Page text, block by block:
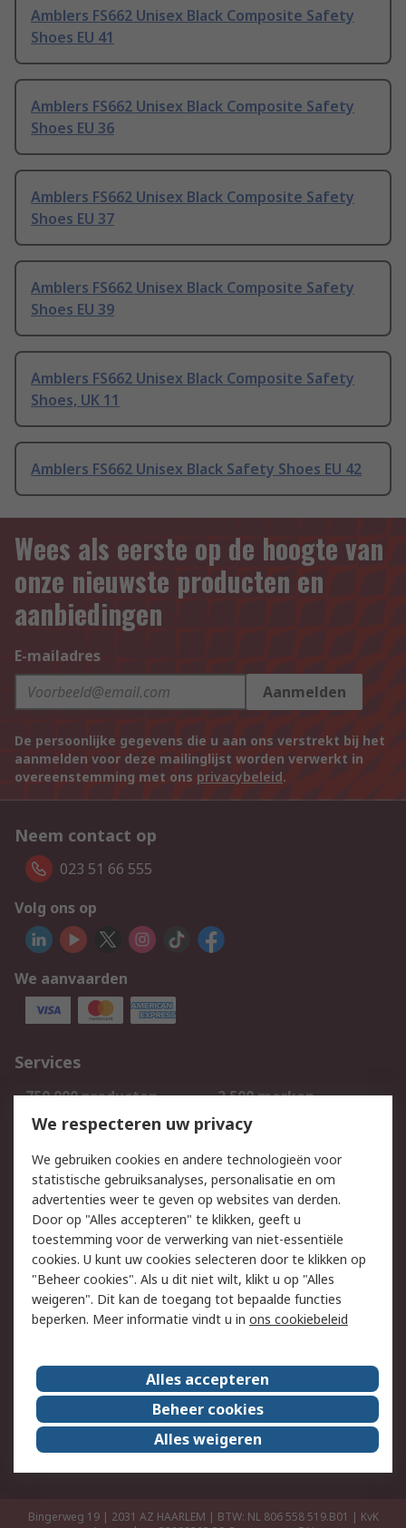
Amblers FS662 Unisex Black Composite Safety
Shoes EU 41
Amblers FS662 Unisex Black Composite Safety
Shoes EU 36
Amblers FS662 Unisex Black Composite Safety
Shoes EU 37
Amblers FS662 Unisex Black Composite Safety
Shoes EU 39
Amblers FS662 Unisex Black Composite Safety
Shoes, UK 11
Amblers FS662 Unisex Black Safety Shoes EU 42
Wees als eerste op de hoogte van
onze nieuwste producten en
aanbiedingen
E-mailadres
Aanmelden
De persoonlijke gegevens die u aan ons verstrekt bij het
aanmelden voor deze mailinglijst worden verwerkt in
overeenstemming met ons privacybeleid.
Neem contact op
023 51 66 555
Volg ons op
We aanvaarden
Services
750.000 producten
2.500 merken
Bestellen
Inkoopoplossingen
Track & Trace
Wettelijk
Cookiebeleid
Email veiligheid
Privacybeleid
Websitevoorwaarden
Algemene
verkoopvoorwaarden
Over RS
RS Group
Over ons
RS wereldwijd
Werken bij RS
ESG
Bingerweg 19 | 2031 AZ HAARLEM | BTW: NL 806 558 519.B01 | KvK
We respecteren uw privacy
We gebruiken cookies en andere technologieën voor
statistische gebruiksanalyses, personalisatie en om
advertenties weer te geven op websites van derden.
Door op "Alles accepteren" te klikken, geeft u
toestemming voor de verwerking van niet-essentiële
cookies. U kunt uw cookies selecteren door te klikken op
"Beheer cookies". Als u dit niet wilt, klikt u op "Alles
weigeren". Dit kan de toegang tot bepaalde functies
beperken. Meer informatie vindt u in ons cookiebeleid
Alles accepteren
Beheer cookies
Alles weigeren